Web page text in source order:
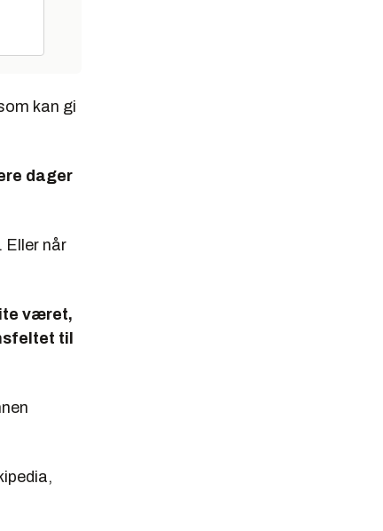
kan gi
dager
Eller når
været,
til